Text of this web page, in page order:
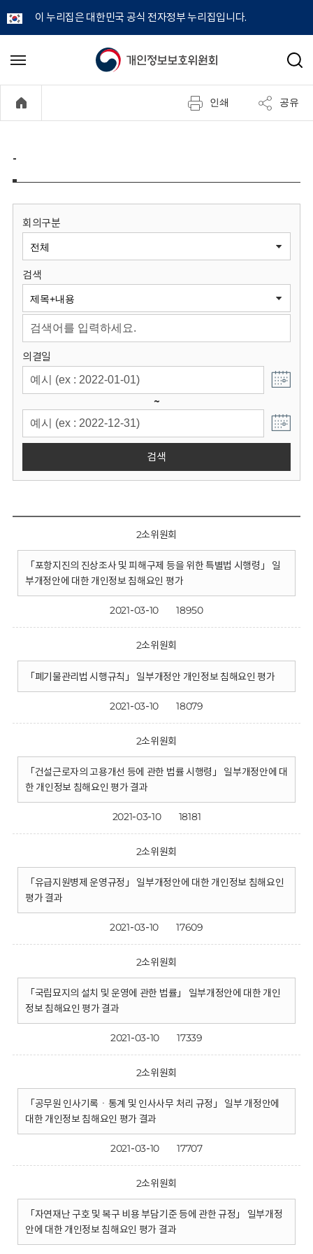
이 누리집은 대한민국 공식 전자정부 누리집입니다.
개
정
보
원
회
메
기
검
인쇄 공유
-
회의구분
검색
의결일
~
검색
2소위원회
「포항지진의 진상조사 및 피해구제 등을 위한 특별법 시행령」 일
부개정안에 대한 개인정보 침해요인 평가
2021-03-10 18950
2소위원회
「폐기물관리법 시행규칙」 일부개정안 개인정보 침해요인 평가
2021-03-10 18079
2소위원회
「건설근로자의 고용개선 등에 관한 법률 시행령」 일부개정안에 대
한 개인정보 침해요인 평가 결과
2021-03-10 18181
2소위원회
「유급지원병제 운영규정」 일부개정안에 대한 개인정보 침해요인
평가 결과
2021-03-10 17609
2소위원회
「국립묘지의 설치 및 운영에 관한 법률」 일부개정안에 대한 개인
정보 침해요인 평가 결과
2021-03-10 17339
2소위원회
「공무원 인사기록ㆍ통계 및 인사사무 처리 규정」 일부 개정안에
대한 개인정보 침해요인 평가 결과
2021-03-10 17707
2소위원회
「자연재난 구호 및 복구 비용 부담기준 등에 관한 규정」 일부개정
안에 대한 개인정보 침해요인 평가 결과